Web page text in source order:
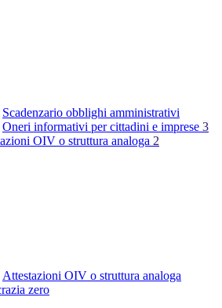
Scadenzario obblighi amministrativi
Oneri informativi per cittadini e imprese 3
OIV o struttura analoga 2
Attestazioni OIV o struttura analoga
zero